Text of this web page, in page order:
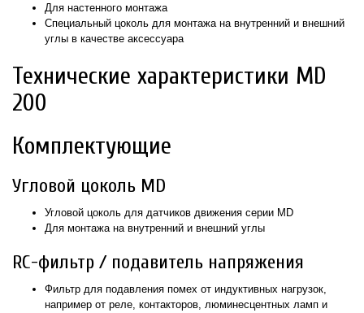
Для настенного монтажа
Специальный цоколь для монтажа на внутренний и внешний
углы в качестве аксессуара
Технические характеристики MD
200
Комплектующие
Угловой цоколь MD
Угловой цоколь для датчиков движения серии MD
Для монтажа на внутренний и внешний углы
RC-фильтр / подавитель напряжения
Фильтр для подавления помех от индуктивных нагрузок,
например от реле, контакторов, люминесцентных ламп и